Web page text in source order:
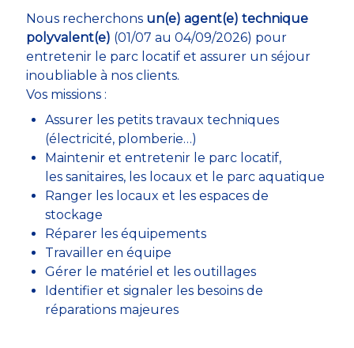
Nous recherchons un(e) agent(e) technique
polyvalent(e) (01/07 au 04/09/2026) pour
entretenir le parc locatif et assurer un séjour
inoubliable à nos clients.
Vos missions :
Assurer les petits travaux techniques
(électricité, plomberie…)
Maintenir et entretenir le parc locatif,
les sanitaires, les locaux et le parc aquatique
Ranger les locaux et les espaces de
stockage
Réparer les équipements
Travailler en équipe
Gérer le matériel et les outillages
Identifier et signaler les besoins de
réparations majeures